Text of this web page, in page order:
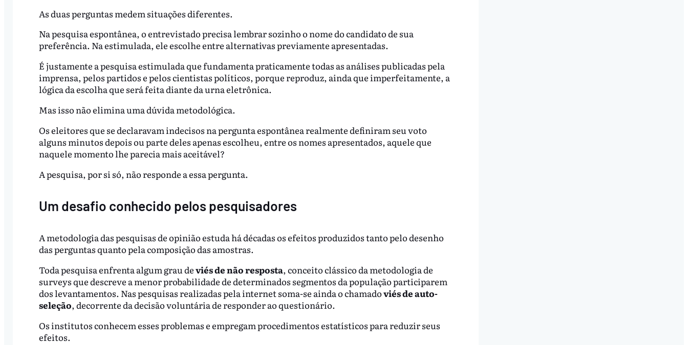
As duas perguntas medem situações diferentes.
Na pesquisa espontânea, o entrevistado precisa lembrar sozinho o nome do candidato de sua
preferência. Na estimulada, ele escolhe entre alternativas previamente apresentadas.
É justamente a pesquisa estimulada que fundamenta praticamente todas as análises publicadas pela
imprensa, pelos partidos e pelos cientistas políticos, porque reproduz, ainda que imperfeitamente, a
lógica da escolha que será feita diante da urna eletrônica.
Mas isso não elimina uma dúvida metodológica.
Os eleitores que se declaravam indecisos na pergunta espontânea realmente definiram seu voto
alguns minutos depois ou parte deles apenas escolheu, entre os nomes apresentados, aquele que
naquele momento lhe parecia mais aceitável?
A pesquisa, por si só, não responde a essa pergunta.
Um desafio conhecido pelos pesquisadores
A metodologia das pesquisas de opinião estuda há décadas os efeitos produzidos tanto pelo desenho
das perguntas quanto pela composição das amostras.
Toda pesquisa enfrenta algum grau deviés de não resposta, conceito clássico da metodologia de
surveys que descreve a menor probabilidade de determinados segmentos da população participarem
dos levantamentos. Nas pesquisas realizadas pela internet soma-se ainda o chamadoviés de auto-
seleção, decorrente da decisão voluntária de responder ao questionário.
Os institutos conhecem esses problemas e empregam procedimentos estatísticos para reduzir seus
efeitos.